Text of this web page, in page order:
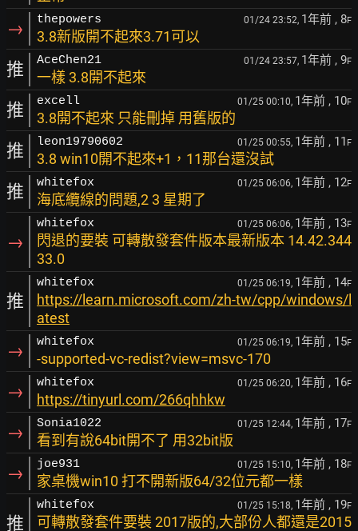
→ thepowers 01/24 23:52, 1年前 , 8F
3.8新版開不起來3.71可以
推 AceChen21 01/24 23:57, 1年前 , 9F
一樣 3.8開不起來
推 excell 01/25 00:10, 1年前 , 10F
3.8開不起來 只能刪掉 用舊版的
推 leon19790602 01/25 00:55, 1年前 , 11 F
3.8 win10開不起來+1，11那台還沒試
推 whitefox 01/25 06:06, 1年前 , 12F
海底纜線的問題,2 3 星期了
→
whitefox 01/25 06:06, 1年前 , 13F
閃退的要裝 可轉散發套件版本最新版本 14.42.344
33.0
推
whitefox 01/25 06:19, 1年前 , 14F
https://learn.microsoft.com/zh-tw/cpp/windows/l
atest
→ whitefox 01/25 06:19, 1年前 , 15F
-supported-vc-redist?view=msvc-170
→ whitefox 01/25 06:20, 1年前 , 16F
https://tinyurl.com/266qhhkw
→ Sonia1022 01/25 12:44, 1年前 , 17F
看到有說64bit開不了 用32bit版
→ joe931 01/25 15:10, 1年前 , 18F
家桌機win10 打不開新版64/32位元都一樣
推
whitefox 01/25 15:18, 1年前 , 19F
可轉散發套件要裝 2017版的,大部份人都還是2015